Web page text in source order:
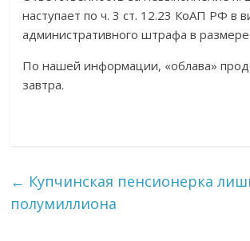
наступает по ч. 3 ст. 12.23 КоАП РФ в
административного штрафа в
По нашей информации, «облава»
завтра.
← Купчинская пенсионерка
полумиллиона